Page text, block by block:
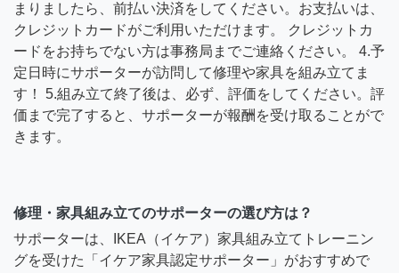
まりましたら、前払い決済をしてください。お支払いは、
クレジットカードがご利用いただけます。 クレジットカ
ードをお持ちでない方は事務局までご連絡ください。 4.予
定日時にサポーターが訪問して修理や家具を組み立てま
す！ 5.組み立て終了後は、必ず、評価をしてください。評
価まで完了すると、サポーターが報酬を受け取ることがで
きます。
修理・家具組み立てのサポーターの選び方は？
サポーターは、IKEA（イケア）家具組み立てトレーニン
グを受けた「イケア家具認定サポーター」がおすすめで